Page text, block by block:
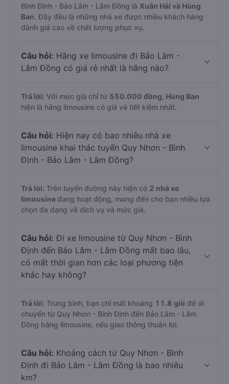
Bình Định - Bảo Lâm - Lâm Đồng là Xuân Hải và Hùng
Ban. Đây đều là những nhà xe được nhiều khách hàng
đánh giá cao về chất lượng phục vụ.
Câu hỏi: Hãng xe limousine đi Bảo Lâm -
Lâm Đồng có giá rẻ nhất là hãng nào?
Trả lời: Với mức giá chỉ từ 550.000 đồng, Hùng Ban
hiện là hãng limousine có giá vé tiết kiệm nhất.
Câu hỏi: Hiện nay có bao nhiêu nhà xe
limousine khai thác tuyến Quy Nhơn - Bình
Định - Bảo Lâm - Lâm Đồng?
Trả lời: Trên tuyến đường này hiện có 2 nhà xe
limousine đang hoạt động, mang đến cho bạn nhiều lựa
chọn đa dạng về dịch vụ và mức giá.
Câu hỏi: Đi xe limousine từ Quy Nhơn - Bình
Định đến Bảo Lâm - Lâm Đồng mất bao lâu,
có mất thời gian hơn các loại phương tiện
khác hay không?
Trả lời: Trung bình, bạn chỉ mất khoảng 11.8 giờ để di
chuyển từ Quy Nhơn - Bình Định đến Bảo Lâm - Lâm
Đồng bằng limousine, nếu giao thông thuận lợi.
Câu hỏi: Khoảng cách từ Quy Nhơn - Bình
Định đi Bảo Lâm - Lâm Đồng là bao nhiêu
km?